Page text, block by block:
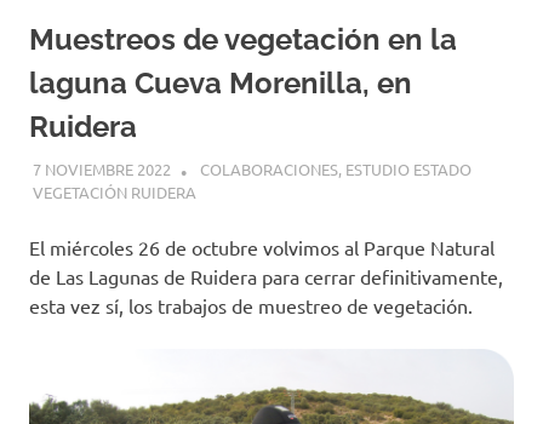
Muestreos de vegetación en la
laguna Cueva Morenilla, en
Ruidera
7 NOVIEMBRE 2022 GEMOSCLERA
COLABORACIONES, ESTUDIO ESTADO
VEGETACIÓN RUIDERA
El miércoles 26 de octubre volvimos al Parque Natural
de Las Lagunas de Ruidera para cerrar definitivamente,
esta vez sí, los trabajos de muestreo de vegetación.